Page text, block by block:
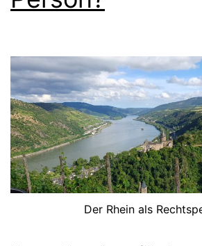
Der Rhein als